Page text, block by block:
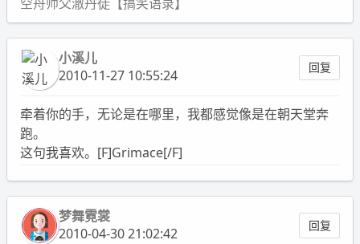
小溪儿
2010-11-27 10:55:24
回复
牵着你的手，无论是在哪里，我都感觉像是在朝天堂奔
跑。
这句我喜欢。[F]Grimace[/F]
梦舞霓裳
2010-04-30 21:02:42
回复